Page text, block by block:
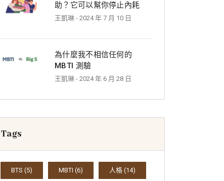
助？它可以幫你停止內耗
王凱琳 - 2024 年 7 月 10 日
為什麼我不相信任何的
MBTI 測驗
王凱琳 - 2024 年 6 月 28 日
Tags
BTS (5) MBTI (6) 人格 (14)